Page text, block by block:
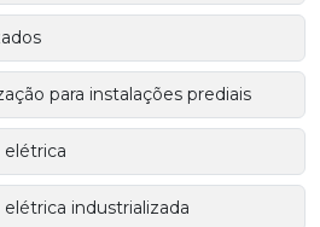
para instalações prediais
elétrica
industrializada